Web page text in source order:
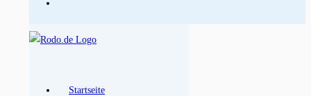
Startseite